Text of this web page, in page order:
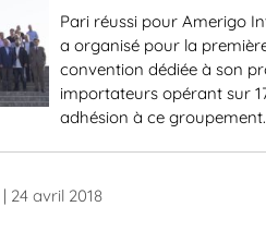
Pari réussi pour Amerigo
a organisé pour la
convention dédiée à son
importateurs opérant sur
adhésion à ce groupement.
| 24 avril 2018